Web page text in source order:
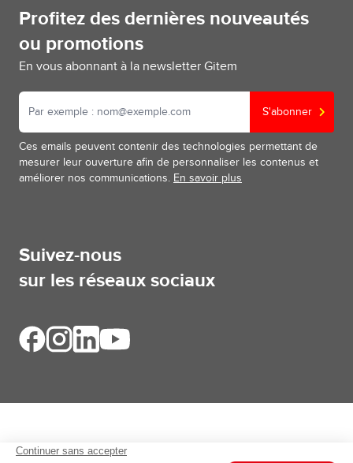
Profitez des dernières nouveautés
ou promotions
En vous abonnant à la newsletter Gitem
S'abonner
Ces emails peuvent contenir des technologies permettant de
mesurer leur ouverture afin de personnaliser les contenus et
améliorer nos communications. En savoir plus
Suivez-nous
sur les réseaux sociaux